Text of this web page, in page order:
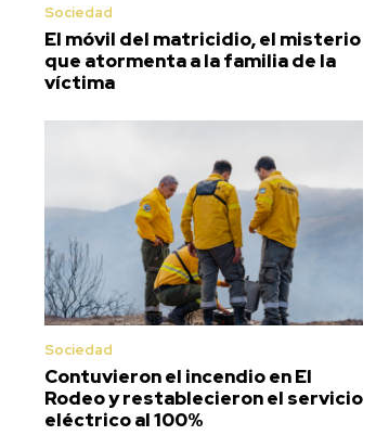
Sociedad
El móvil del matricidio, el misterio
que atormenta a la familia de la
víctima
Sociedad
Contuvieron el incendio en El
Rodeo y restablecieron el servicio
eléctrico al 100%